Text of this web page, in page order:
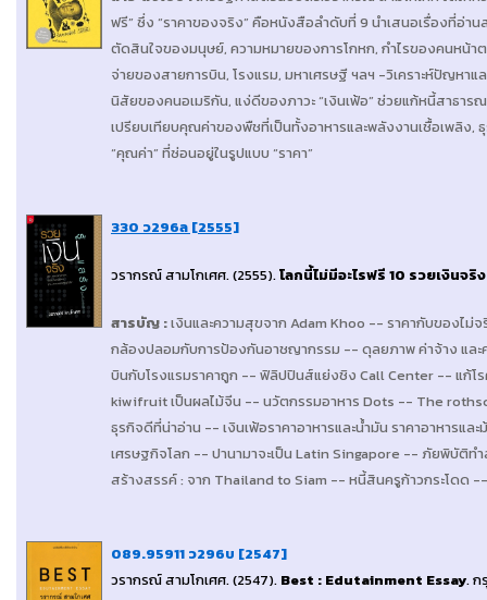
ฟรี” ซึ่ง “ราคาของจริง” คือหนังสือลำดับที่ 9 นำเสนอเรื่องที่อ่า
ตัดสินใจของมนุษย์, ความหมายของการโกหก, กำไรของคนหน้
จ่ายของสายการบิน, โรงแรม, มหาเศรษฐี ฯลฯ -วิเคราะห์ปัญหา
นิสัยของคนอเมริกัน, แง่ดีของภาวะ “เงินเฟ้อ” ช่วยแก้หนี้สาธา
เปรียบเทียบคุณค่าของพืชที่เป็นทั้งอาหารและพลังงานเชื้อเพลิง,
“คุณค่า” ที่ซ่อนอยู่ในรูปแบบ “ราคา”
330 ว296ล [2555]
วรากรณ์ สามโกเศศ. (2555).โลกนี้ไม่มีอะไรฟรี 10 รวยเงินจริ
สารบัญ :เงินและความสุขจาก Adam Khoo -- ราคากับของ
กล้องปลอมกับการป้องกันอาชญากรรม -- ดุลยภาพ ค่าจ้าง แ
บินกับโรงแรมราคาถูก -- ฟิลิปปินส์แย่งชิง Call Center -- แก้
kiwifruit เป็นผลไม้จีน -- นวัตกรรมอาหาร Dots -- The
ธุรกิจดีที่น่าอ่าน -- เงินเฟ้อราคาอาหารและน้ำมัน ราคาอาหารแ
เศรษฐกิจโลก -- ปานามาจะเป็น Latin Singapore -- ภัยพิบัติ
สร้างสรรค์ : จาก Thailand to Siam -- หนี้สินครูก้าวกระโดด
089.95911 ว296บ [2547]
วรากรณ์ สามโกเศศ. (2547). Best : Edutainment Essay.ก